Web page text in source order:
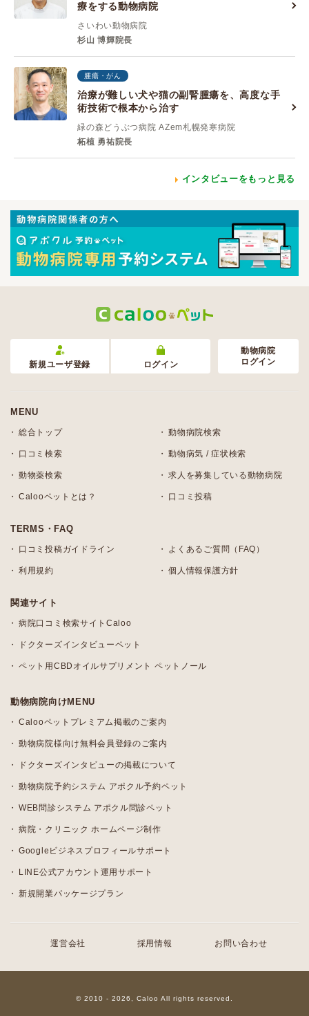
療をする動物病院
さいわい動物病院
杉山 博輝院長
腫瘍・がん
治療が難しい犬や猫の副腎腫瘍を、高度な手
術技術で根本から治す
緑の森どうぶつ病院 AZem札幌発寒病院
柘植 勇祐院長
インタビューをもっと見る
新規ユーザ登録 ログイン
動物病院
ログイン
MENU
総合トップ 動物病院検索
口コミ検索 動物病気 / 症状検索
動物薬検索 求人を募集している動物病院
Calooペットとは？ 口コミ投稿
TERMS・FAQ
口コミ投稿ガイドライン よくあるご質問（FAQ）
利用規約 個人情報保護方針
関連サイト
病院口コミ検索サイトCaloo
ドクターズインタビューペット
ペット用CBDオイルサプリメント ペットノール
動物病院向けMENU
Calooペットプレミアム掲載のご案内
動物病院様向け無料会員登録のご案内
ドクターズインタビューの掲載について
動物病院予約システム アポクル予約ペット
WEB問診システム アポクル問診ペット
病院・クリニック ホームページ制作
Googleビジネスプロフィールサポート
LINE公式アカウント運用サポート
新規開業パッケージプラン
運営会社 採用情報 お問い合わせ
© 2010 - 2026, Caloo All rights reserved.